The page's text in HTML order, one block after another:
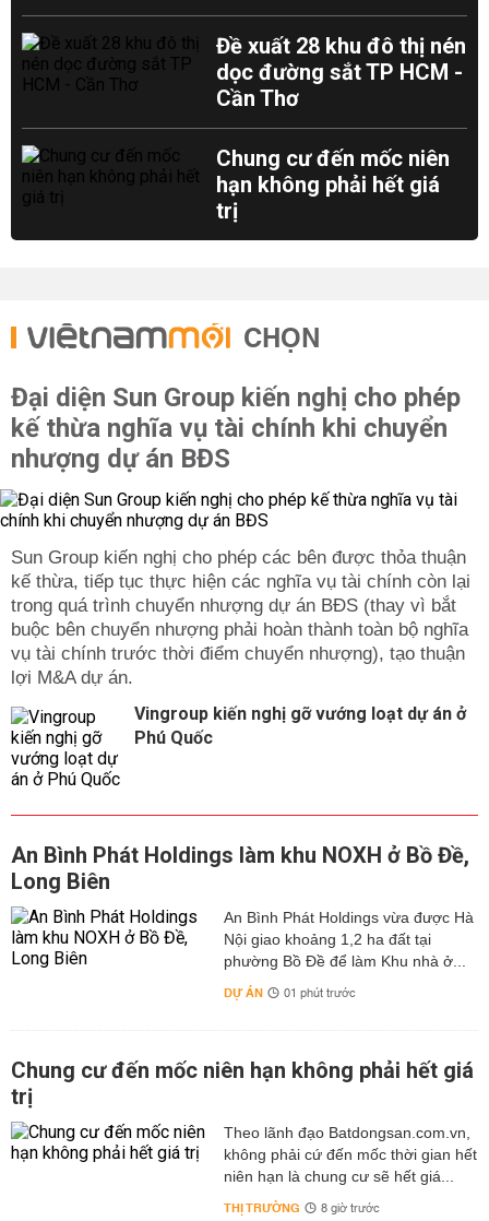
Đề xuất 28 khu đô thị nén
dọc đường sắt TP HCM -
Cần Thơ
Chung cư đến mốc niên
hạn không phải hết giá
trị
CHỌN
Đại diện Sun Group kiến nghị cho phép
kế thừa nghĩa vụ tài chính khi chuyển
nhượng dự án BĐS
Sun Group kiến nghị cho phép các bên được thỏa thuận
kế thừa, tiếp tục thực hiện các nghĩa vụ tài chính còn lại
trong quá trình chuyển nhượng dự án BĐS (thay vì bắt
buộc bên chuyển nhượng phải hoàn thành toàn bộ nghĩa
vụ tài chính trước thời điểm chuyển nhượng), tạo thuận
lợi M&A dự án.
Vingroup kiến nghị gỡ vướng loạt dự án ở
Phú Quốc
An Bình Phát Holdings làm khu NOXH ở Bồ Đề,
Long Biên
An Bình Phát Holdings vừa được Hà
Nội giao khoảng 1,2 ha đất tại
phường Bồ Đề để làm Khu nhà ở...
DỰ ÁN 01 phút trước
Chung cư đến mốc niên hạn không phải hết giá
trị
Theo lãnh đạo Batdongsan.com.vn,
không phải cứ đến mốc thời gian hết
niên hạn là chung cư sẽ hết giá...
THỊ TRƯỜNG 8 giờ trước